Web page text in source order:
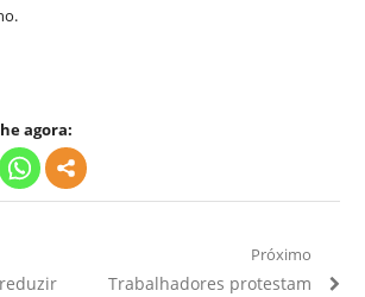
agora:
Próximo
Próximo
Trabalhadores protestam